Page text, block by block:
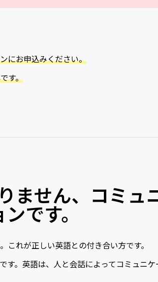
にお申込みください。
す。
ません、コミュ
です。
これが正しい英語との付き合い方です。
す。英語は、人と会話によってコミュニケ